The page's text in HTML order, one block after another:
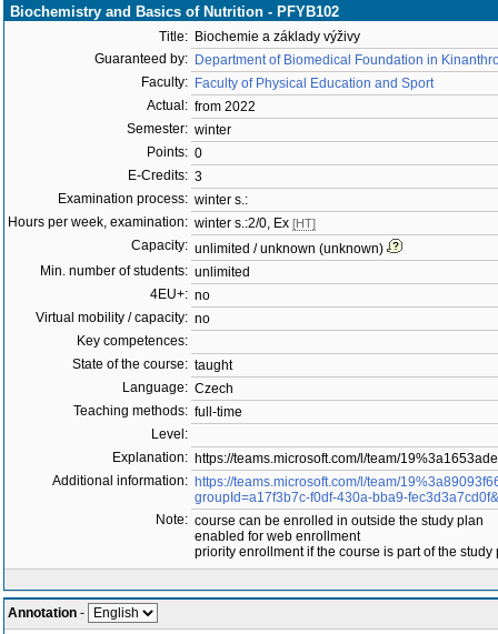
Biochemistry and Basics of Nutrition - PFYB102
Title: Biochemie a základy výživy
Guaranteed by: Department of Biomedical Foundation in
Faculty: Faculty of Physical Education and Sport
Actual: from 2022
Semester: winter
Points: 0
E-Credits: 3
Examination process: winter s.:
Hours per week, examination: winter s.:2/0, Ex [HT]
Capacity: unlimited / unknown (unknown)
Min. number of students: unlimited
4EU+: no
Virtual mobility / capacity: no
Key competences:
State of the course: taught
Language: Czech
Teaching methods: full-time
Level:
Explanation: https://teams.microsoft.com/l/team/
Additional information: https://teams.microsoft.com/l/team/
groupId=a17f3b7c-f0df-430a-bba9-
Note: course can be enrolled in outside the study plan
enabled for web enrollment
priority enrollment if the course is part of the study
Annotation -